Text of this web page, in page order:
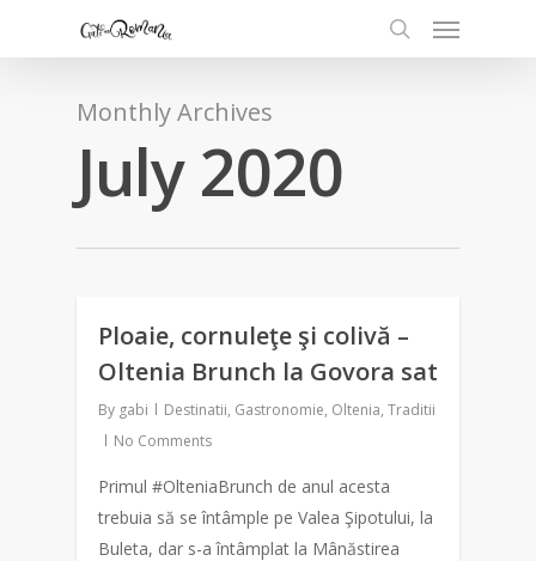
Monthly Archives
July 2020
Ploaie, cornuleţe şi colivă –
Oltenia Brunch la Govora sat
By gabi Destinatii, Gastronomie, Oltenia, Traditii
No Comments
Primul #OlteniaBrunch de anul acesta
trebuia să se întâmple pe Valea Şipotului, la
Buleta, dar s-a întâmplat la Mânăstirea
0